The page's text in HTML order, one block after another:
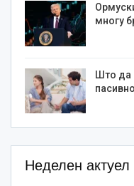
многу
Што да
Неделен актуел